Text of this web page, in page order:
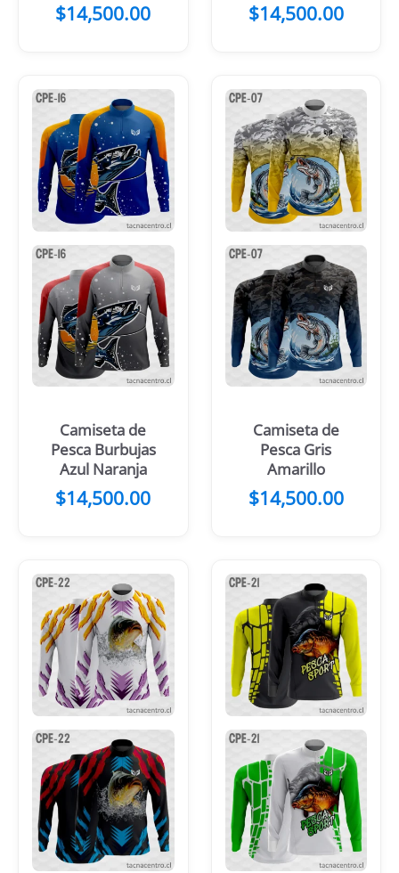
$14,500.00 $14,500.00
Camiseta de
Pesca Burbujas
Azul Naranja
$14,500.00
Camiseta de
Pesca Gris
Amarillo
$14,500.00